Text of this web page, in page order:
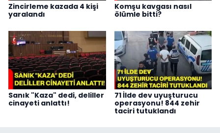
Zincirleme kazada 4 kişi
yaralandı
Komşu kavgası nasıl
ölümle bitti?
Sanık "Kaza" dedi, deliller
cinayeti anlattı!
71 İlde dev uyuşturucu
operasyonu! 844 zehir
taciri tutuklandı